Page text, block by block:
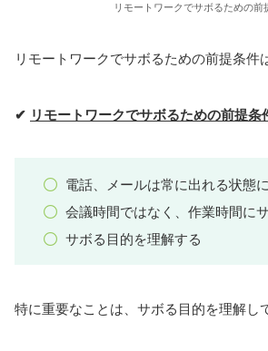
リモートワークでサボるための前
リモートワークでサボるための前提条件
✔ リモートワークでサボるための前提条
電話、メールは常に出れる状態
会議時間ではなく、作業時間に
サボる目的を理解する
特に重要なことは、サボる目的を理解し